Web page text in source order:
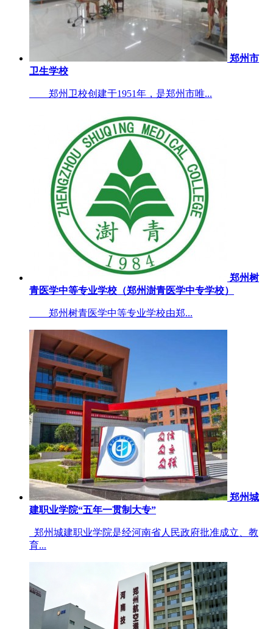
郑州市
卫生学校
郑州卫校创建于1951年，是郑州市唯...
郑州树
青医学中等专业学校（郑州澍青医学中专学校）
郑州树青医学中等专业学校由郑...
郑州城
建职业学院“五年一贯制大专”
郑州城建职业学院是经河南省人民政府批准成立、教
育...